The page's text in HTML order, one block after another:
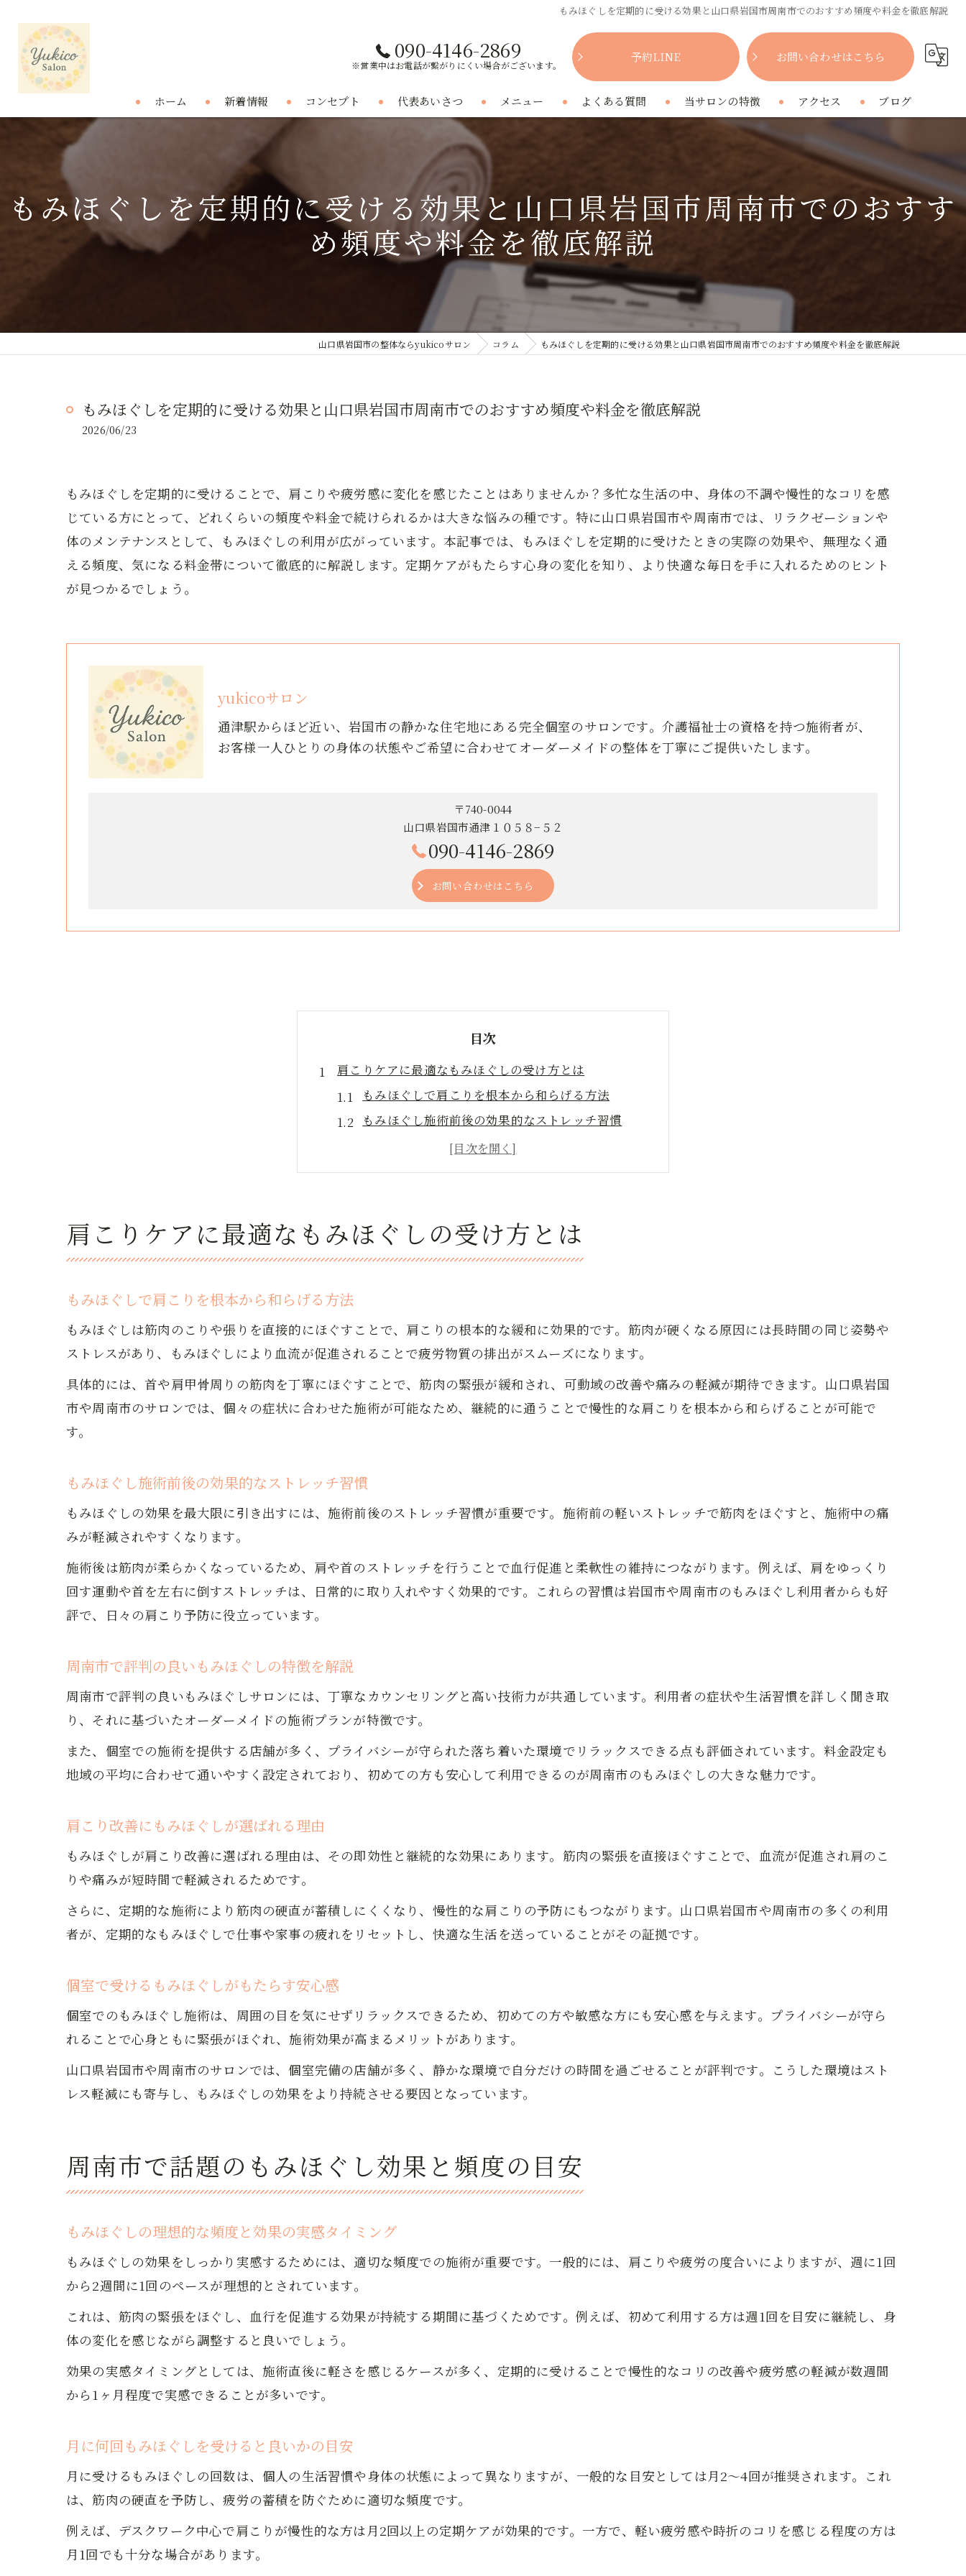
もみほぐしを定期的に受ける効果と山口県岩国市周南市でのおすすめ頻度や料金を徹底解説
090-4146-2869
※営業中はお電話が繋がりにくい場合がございます。
予約LINE お問い合わせはこちら
ホーム 新着情報 コンセプト 代表あいさつ メニュー よくある質問 当サロンの特徴
腰痛
プライベートサロン
アクセス ブログ
コラム
もみほぐしを定期的に受ける効果と山口県岩国市周南市でのおすす
め頻度や料金を徹底解説
山口県岩国市の整体ならyukicoサロン コラム もみほぐしを定期的に受ける効果と山口県岩国市周南市でのおすすめ頻度や料金を徹底解説
もみほぐしを定期的に受ける効果と山口県岩国市周南市でのおすすめ頻度や料金を徹底解説
2026/06/23
もみほぐしを定期的に受けることで、肩こりや疲労感に変化を感じたことはありませんか？多忙な生活の中、身体の不調や慢性的なコリを感
じている方にとって、どれくらいの頻度や料金で続けられるかは大きな悩みの種です。特に山口県岩国市や周南市では、リラクゼーションや
体のメンテナンスとして、もみほぐしの利用が広がっています。本記事では、もみほぐしを定期的に受けたときの実際の効果や、無理なく通
える頻度、気になる料金帯について徹底的に解説します。定期ケアがもたらす心身の変化を知り、より快適な毎日を手に入れるためのヒント
が見つかるでしょう。
yukicoサロン
通津駅からほど近い、岩国市の静かな住宅地にある完全個室のサロンです。介護福祉士の資格を持つ施術者が、
お客様一人ひとりの身体の状態やご希望に合わせてオーダーメイドの整体を丁寧にご提供いたします。
〒740-0044
山口県岩国市通津１０５８−５２
090-4146-2869
お問い合わせはこちら
目次
肩こりケアに最適なもみほぐしの受け方とは
もみほぐしで肩こりを根本から和らげる方法
もみほぐし施術前後の効果的なストレッチ習慣
周南市で評判の良いもみほぐしの特徴を解説
肩こり改善にもみほぐしが選ばれる理由
周南市で話題のもみほぐし効果と頻度の目安
もみほぐしの理想的な頻度と効果の実感タイミング
評判の高いもみほぐしのメリットを体験談で紹介
もみほぐしを継続した人の肩こり変化とは
リラックス重視ならもみほぐしの頻度調整を
疲労度や体調に合わせたもみほぐし頻度の工夫
リラクゼーション目的のもみほぐし活用法
定期ケアとしてのもみほぐし本当の魅力発見
定期的なもみほぐしが生活に与える変化
慢性的なコリ対策にもみほぐしを活用しよう
もみほぐしで健康維持を目指す秘訣とは
定期ケアとしてもみほぐしが選ばれる理由
もみほぐし継続で実感できる生活の変化
もみほぐしを習慣化して健康的な毎日へ
肩こりケアに最適なもみほぐしの受け方とは
もみほぐしで肩こりを根本から和らげる方法
もみほぐしは筋肉のこりや張りを直接的にほぐすことで、肩こりの根本的な緩和に効果的です。筋肉が硬くなる原因には長時間の同じ姿勢や
ストレスがあり、もみほぐしにより血流が促進されることで疲労物質の排出がスムーズになります。
具体的には、首や肩甲骨周りの筋肉を丁寧にほぐすことで、筋肉の緊張が緩和され、可動域の改善や痛みの軽減が期待できます。山口県岩国
市や周南市のサロンでは、個々の症状に合わせた施術が可能なため、継続的に通うことで慢性的な肩こりを根本から和らげることが可能で
す。
もみほぐし施術前後の効果的なストレッチ習慣
もみほぐしの効果を最大限に引き出すには、施術前後のストレッチ習慣が重要です。施術前の軽いストレッチで筋肉をほぐすと、施術中の痛
みが軽減されやすくなります。
施術後は筋肉が柔らかくなっているため、肩や首のストレッチを行うことで血行促進と柔軟性の維持につながります。例えば、肩をゆっくり
回す運動や首を左右に倒すストレッチは、日常的に取り入れやすく効果的です。これらの習慣は岩国市や周南市のもみほぐし利用者からも好
評で、日々の肩こり予防に役立っています。
周南市で評判の良いもみほぐしの特徴を解説
周南市で評判の良いもみほぐしサロンには、丁寧なカウンセリングと高い技術力が共通しています。利用者の症状や生活習慣を詳しく聞き取
り、それに基づいたオーダーメイドの施術プランが特徴です。
また、個室での施術を提供する店舗が多く、プライバシーが守られた落ち着いた環境でリラックスできる点も評価されています。料金設定も
地域の平均に合わせて通いやすく設定されており、初めての方も安心して利用できるのが周南市のもみほぐしの大きな魅力です。
肩こり改善にもみほぐしが選ばれる理由
もみほぐしが肩こり改善に選ばれる理由は、その即効性と継続的な効果にあります。筋肉の緊張を直接ほぐすことで、血流が促進され肩のこ
りや痛みが短時間で軽減されるためです。
さらに、定期的な施術により筋肉の硬直が蓄積しにくくなり、慢性的な肩こりの予防にもつながります。山口県岩国市や周南市の多くの利用
者が、定期的なもみほぐしで仕事や家事の疲れをリセットし、快適な生活を送っていることがその証拠です。
個室で受けるもみほぐしがもたらす安心感
個室でのもみほぐし施術は、周囲の目を気にせずリラックスできるため、初めての方や敏感な方にも安心感を与えます。プライバシーが守ら
れることで心身ともに緊張がほぐれ、施術効果が高まるメリットがあります。
山口県岩国市や周南市のサロンでは、個室完備の店舗が多く、静かな環境で自分だけの時間を過ごせることが評判です。こうした環境はスト
レス軽減にも寄与し、もみほぐしの効果をより持続させる要因となっています。
周南市で話題のもみほぐし効果と頻度の目安
もみほぐしの理想的な頻度と効果の実感タイミング
もみほぐしの効果をしっかり実感するためには、適切な頻度での施術が重要です。一般的には、肩こりや疲労の度合いによりますが、週に1回
から2週間に1回のペースが理想的とされています。
これは、筋肉の緊張をほぐし、血行を促進する効果が持続する期間に基づくためです。例えば、初めて利用する方は週1回を目安に継続し、身
体の変化を感じながら調整すると良いでしょう。
効果の実感タイミングとしては、施術直後に軽さを感じるケースが多く、定期的に受けることで慢性的なコリの改善や疲労感の軽減が数週間
から1ヶ月程度で実感できることが多いです。
月に何回もみほぐしを受けると良いかの目安
月に受けるもみほぐしの回数は、個人の生活習慣や身体の状態によって異なりますが、一般的な目安としては月2～4回が推奨されます。これ
は、筋肉の硬直を予防し、疲労の蓄積を防ぐために適切な頻度です。
例えば、デスクワーク中心で肩こりが慢性的な方は月2回以上の定期ケアが効果的です。一方で、軽い疲労感や時折のコリを感じる程度の方は
月1回でも十分な場合があります。